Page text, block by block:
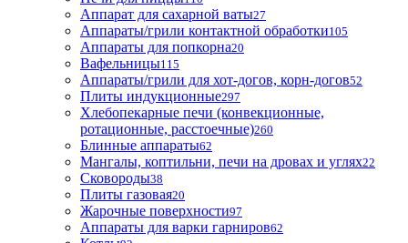
Аппарат для сахарной ваты27
Аппараты/грили контактной обработки105
Аппараты для попкорна20
Вафельницы115
Аппараты/грили для хот-догов, корн-догов52
Плиты индукционные297
Хлебопекарные печи (конвекционные,
ротационные, расстоечные)260
Блинные аппараты62
Мангалы, коптильни, печи на дровах и углях22
Сковороды38
Плиты газовая20
Жарочные поверхности97
Аппараты для варки гарниров62